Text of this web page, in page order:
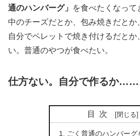
通のハンバーグ」
を食べたくなって
中のチーズだとか、包み焼きだとか
自分でペレットで焼き付けるだと
い。普通のやつが食べたい。
仕方ない。自分で作るか……
目次
ごく普通のハンバーグ